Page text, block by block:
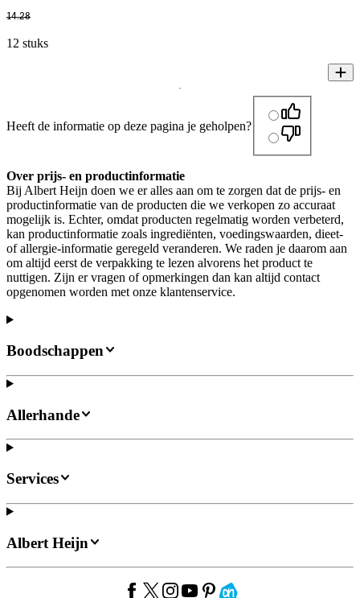
14.28
12 stuks
Heeft de informatie op deze pagina je geholpen?
Over prijs- en productinformatie
Bij Albert Heijn doen we er alles aan om te zorgen dat de prijs- en
productinformatie van de producten die we verkopen zo accuraat
mogelijk is. Echter, omdat producten regelmatig worden verbeterd,
kan productinformatie zoals ingrediënten, voedingswaarden, dieet-
of allergie-informatie geregeld veranderen. We raden je daarom aan
om altijd eerst de verpakking te lezen alvorens het product te
nuttigen. Zijn er vragen of opmerkingen dan kan altijd contact
opgenomen worden met onze klantenservice.
Boodschappen
Allerhande
Services
Albert Heijn